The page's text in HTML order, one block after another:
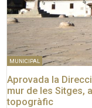
MUNICIPAL
Aprovada la
mur de les Sitges,
topogràfic